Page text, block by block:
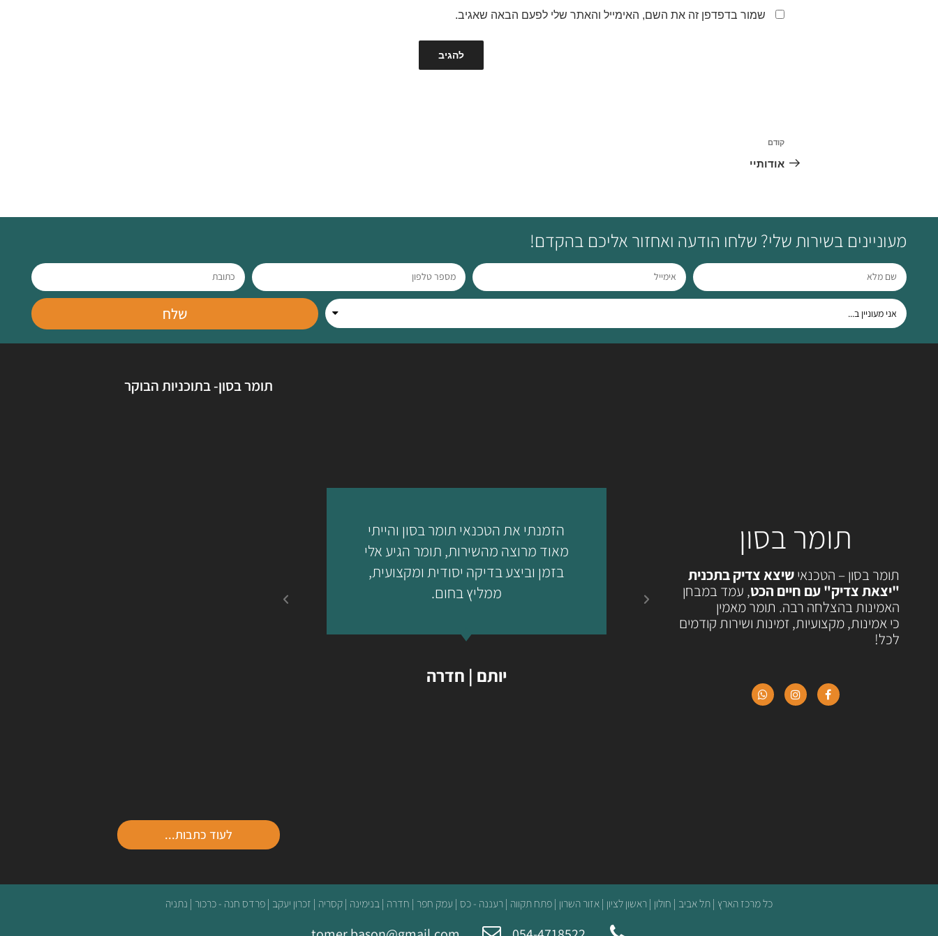
שמור בדפדפן זה את השם, האימייל והאתר שלי לפעם הבאה שאגיב.
קודם
אודותיי
מעוניינים בשירות שלי? שלחו הודעה ואחזור אליכם בהקדם!
שלח
תומר בסון
תומר בסון – הטכנאישיצא צדיק בתכנית
"יצאת צדיק" עם חיים הכט, עמד במבחן
האמינות בהצלחה רבה. תומר מאמין
כי אמינות, מקצועיות, זמינות ושירות קודמים
לכל!
הזמנתי את הטכנאי תומר בסון והייתי
מאוד מרוצה מהשירות, תומר הגיע אלי
בזמן וביצע בדיקה יסודית ומקצועית,
ממליץ בחום.
יותם | חדרה
תומר בסון- בתוכניות הבוקר
לעוד כתבות...
כל מרכז הארץ | תל אביב | חולון | ראשון לציון | אזור השרון | פתח תקווה | רעננה - כס | עמק חפר | חדרה | בנימינה | קסריה | זכרון יעקב | פרדס חנה - כרכור | נתניה